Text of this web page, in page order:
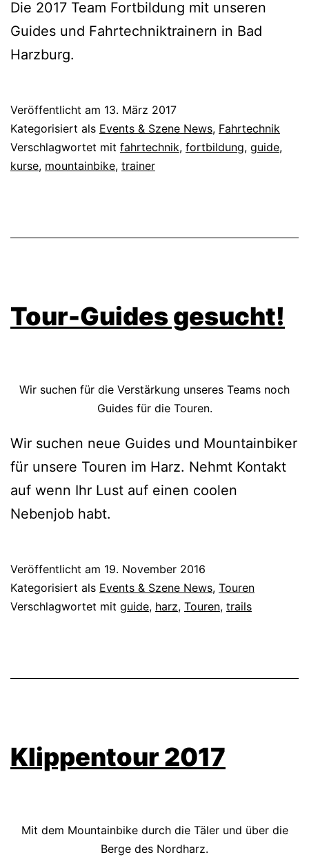
Die 2017 Team Fortbildung mit unseren
Guides und Fahrtechniktrainern in Bad
Harzburg.
Veröffentlicht am 13. März 2017
Kategorisiert als Events & Szene News, Fahrtechnik
Verschlagwortet mit fahrtechnik, fortbildung, guide,
kurse, mountainbike, trainer
Tour-Guides gesucht!
Wir suchen für die Verstärkung unseres Teams noch
Guides für die Touren.
Wir suchen neue Guides und Mountainbiker
für unsere Touren im Harz. Nehmt Kontakt
auf wenn Ihr Lust auf einen coolen
Nebenjob habt.
Veröffentlicht am 19. November 2016
Kategorisiert als Events & Szene News, Touren
Verschlagwortet mit guide, harz, Touren, trails
Klippentour 2017
Mit dem Mountainbike durch die Täler und über die
Berge des Nordharz.